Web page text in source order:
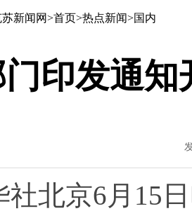
苏新闻网>首页>热点新闻>国内
印发通
京6月15日